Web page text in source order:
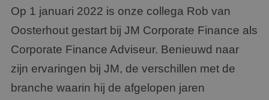
Op 1 januari 2022 is onze collega Rob van
Oosterhout gestart bij JM Corporate Finance als
Corporate Finance Adviseur. Benieuwd naar
zijn ervaringen bij JM, de verschillen met de
branche waarin hij de afgelopen jaren